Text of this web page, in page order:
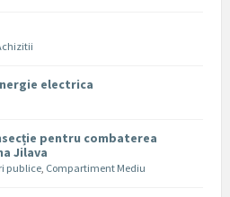
electrica
pentru combaterea
Jilava
publice, Compartiment Mediu